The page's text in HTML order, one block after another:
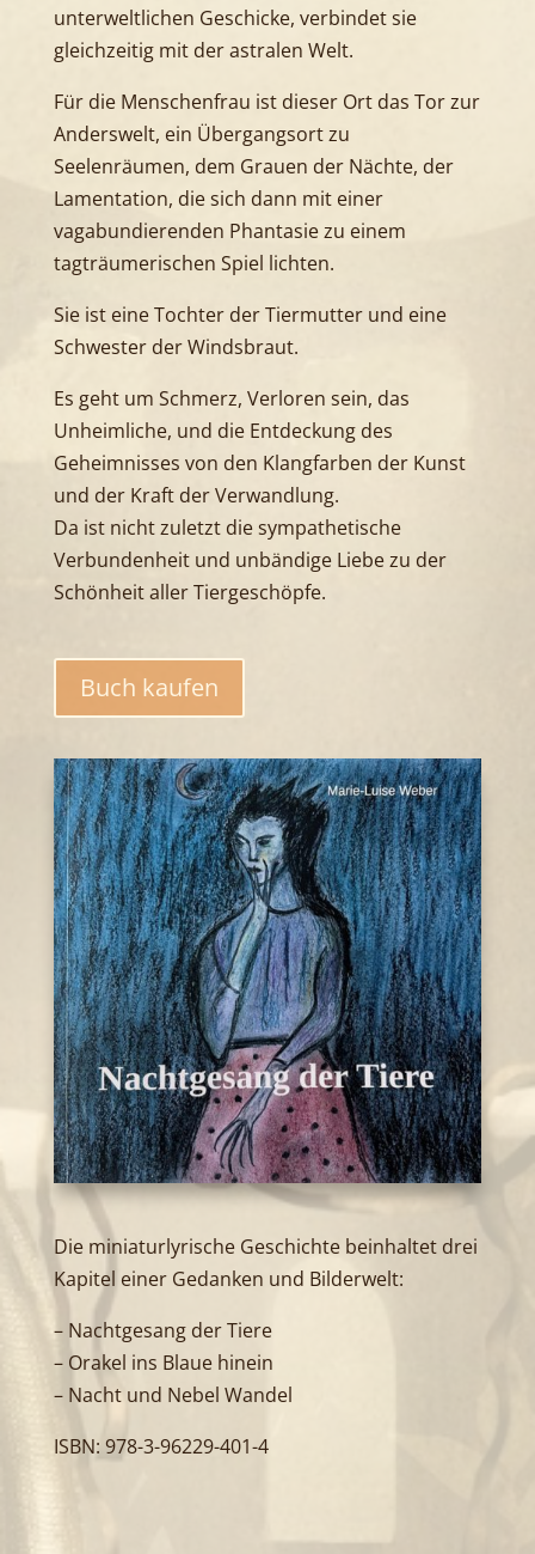
unterweltlichen Geschicke, verbindet sie
gleichzeitig mit der astralen Welt.
Für die Menschenfrau ist dieser Ort das Tor zur
Anderswelt, ein Übergangsort zu
Seelenräumen, dem Grauen der Nächte, der
Lamentation, die sich dann mit einer
vagabundierenden Phantasie zu einem
tagträumerischen Spiel lichten.
Sie ist eine Tochter der Tiermutter und eine
Schwester der Windsbraut.
Es geht um Schmerz, Verloren sein, das
Unheimliche, und die Entdeckung des
Geheimnisses von den Klangfarben der Kunst
und der Kraft der Verwandlung.
Da ist nicht zuletzt die sympathetische
Verbundenheit und unbändige Liebe zu der
Schönheit aller Tiergeschöpfe.
Buch kaufen
Die miniaturlyrische Geschichte beinhaltet drei
Kapitel einer Gedanken und Bilderwelt:
– Nachtgesang der Tiere
– Orakel ins Blaue hinein
– Nacht und Nebel Wandel
ISBN: 978-3-96229-401-4